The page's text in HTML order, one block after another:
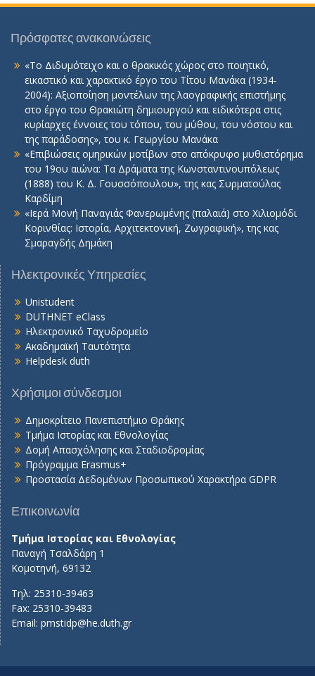
Πρόσφατες ανακοινώσεις
«Το Διδυμότειχο και ο θρακικός χώρος στο ποιητικό,
εικαστικό και χαρακτικό έργο του Τίτου Μανάκα (1934-
2004): Αξιοποίηση μοντέλων της λαογραφικής επιστήμης
στο έργο του Θρακιώτη δημιουργού και ειδικότερα στις
κυρίαρχες έννοιες του τόπου, του μύθου, του νόστου και
της παράδοσης», του κ. Γεωργίου Μανάκα
«Επιβιώσεις ομηρικών μοτίβων στο απόκρυφο μυθιστόρημα
του 19ου αιώνα: Τα Δράματα της Κωνσταντινουπόλεως
(1888) του Κ. Δ. Γουσσόπουλου», της κας Συρματούλας
Καρδίμη
«Ιερά Μονή Παναγιάς Φανερωμένης (παλαιά) στο Χιλιομόδι
Κορινθίας: Ιστορία, Αρχιτεκτονική, Ζωγραφική», της κας
Σμαραγδής Δημάκη
Ηλεκτρονικές Υπηρεσίες
Unistudent
DUTHNET eClass
Ηλεκτρονικό Ταχυδρομείο
Ακαδημαϊκή Ταυτότητα
Helpdesk duth
Χρήσιμοι σύνδεσμοι
Δημοκρίτειο Πανεπιστήμιο Θράκης
Τμήμα Ιστορίας και Εθνολογίας
Δομή Απασχόλησης και Σταδιοδρομίας
Πρόγραμμα Erasmus+
Προστασία Δεδομένων Προσωπικού Χαρακτήρα GDPR
Επικοινωνία
Τμήμα Ιστορίας και Εθνολογίας
Παναγή Τσαλδάρη 1
Κομοτηνή, 69132
Τηλ: 25310-39463
Fax: 25310-39483
Email: pmstidp@he.duth.gr